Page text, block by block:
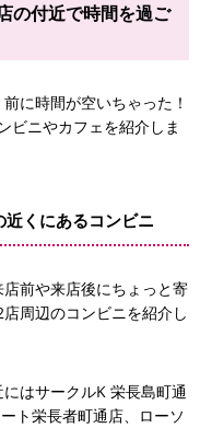
の付近で時間を過ご
に時間が空いちゃった！
ビニやカフェを紹介しま
くにあるコンビニ
前や来店後にちょっと寄
周辺のコンビニを紹介し
はサークルK 栄長島町通
ト栄長者町通店、ローソ